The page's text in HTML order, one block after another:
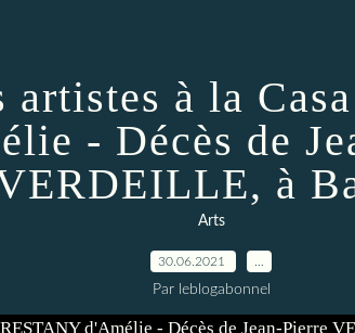
artistes à la
- Décès de
à
Arts
30.06.2021
Par leblogabonnel